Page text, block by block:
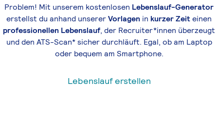
Problem! Mit unserem kostenlosen Lebenslauf-Generator
erstellst du anhand unsererVorlagen in kurzer Zeiteinen
professionellen Lebenslauf, der Recruiter*innen überzeugt
und den ATS-Scan* sicher durchläuft. Egal, ob am Laptop
oder bequem am Smartphone.
Lebenslauf erstellen